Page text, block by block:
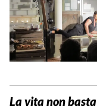
La vita non basta